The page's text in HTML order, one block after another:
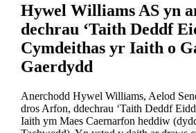
Hywel Williams AS yn
dechrau ‘Taith Deddf
Cymdeithas yr Iaith o
Gaerdydd
Anerchodd Hywel Williams, Aelod
dros Arfon, ddechrau ‘Taith Deddf
Iaith ym Maes Caernarfon heddiw